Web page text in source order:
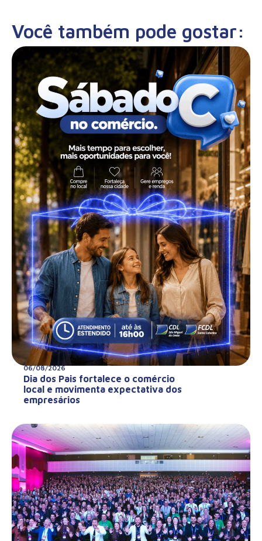
Você também pode gostar:
06/08/2026
Dia dos Pais fortalece o comércio
local e movimenta expectativa dos
empresários